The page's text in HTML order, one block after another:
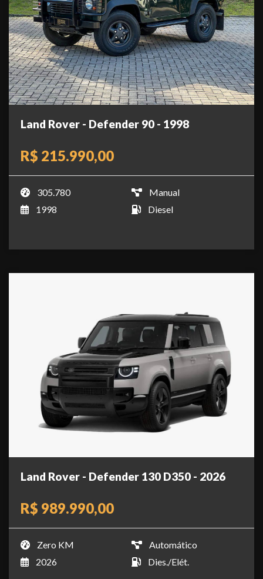
Land Rover - Defender 90 - 1998
R$ 215.990,00
305.780
Manual
1998
Diesel
Land Rover - Defender 130 D350 - 2026
R$ 989.990,00
Zero KM
Automático
2026
Dies./Elét.